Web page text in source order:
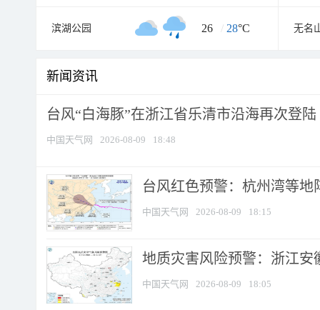
滨湖公园 26 / 28°C 无名
新闻资讯
台风“白海豚”在浙江省乐清市沿海再次登陆
中国天气网 2026-08-09 18:48
台风红色预警：杭州湾等地
中国天气网 2026-08-09 18:15
地质灾害风险预警：浙江安
中国天气网 2026-08-09 18:05